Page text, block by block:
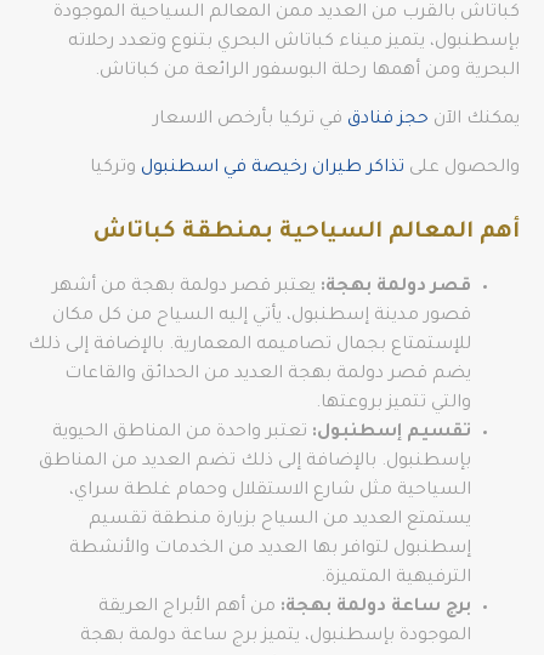
كباتاش بالقرب من العديد ممن المعالم السياحية الموجودة
بإسطنبول، يتميز ميناء كباتاش البحري بتنوع وتعدد رحلاته
البحرية ومن أهمها رحلة البوسفور الرائعة من كباتاش.
يمكنك الآن حجز فنادق في تركيا بأرخص الاسعار
والحصول على تذاكر طيران رخيصة في اسطنبول وتركيا
أهم المعالم السياحية بمنطقة كباتاش
قصر دولمة بهجة: يعتبر قصر دولمة بهجة من أشهر
قصور مدينة إسطنبول، يأتي إليه السياح من كل مكان
للإستمتاع بجمال تصاميمه المعمارية. بالإضافة إلى ذلك
يضم قصر دولمة بهجة العديد من الحدائق والقاعات
والتي تتميز بروعتها.
تقسيم إسطنبول: تعتبر واحدة من المناطق الحيوية
بإسطنبول. بالإضافة إلى ذلك تضم العديد من المناطق
السياحية مثل شارع الاستقلال وحمام غلطة سراي،
يستمتع العديد من السياح بزيارة منطقة تقسيم
إسطنبول لتوافر بها العديد من الخدمات والأنشطة
الترفيهية المتميزة.
برج ساعة دولمة بهجة: من أهم الأبراج العريقة
الموجودة بإسطنبول، يتميز برج ساعة دولمة بهجة